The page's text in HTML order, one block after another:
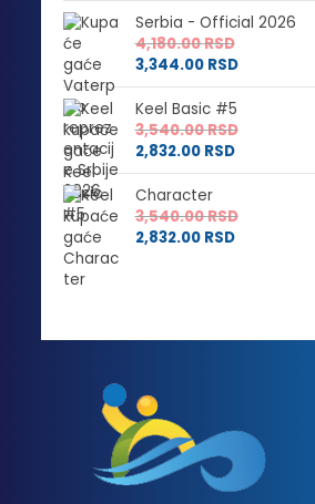
Serbia - Official 2026
4,180.00RSD
3,344.00 RSD
Keel Basic #5
3,540.00RSD
2,832.00 RSD
Character
3,540.00RSD
2,832.00 RSD